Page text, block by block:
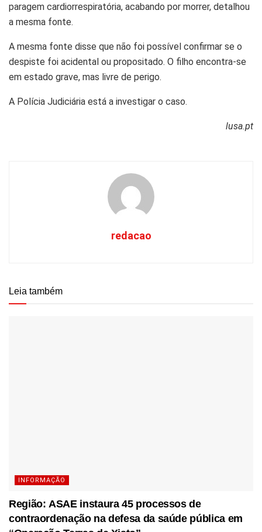
paragem cardiorrespiratória, acabando por morrer, detalhou
a mesma fonte.
A mesma fonte disse que não foi possível confirmar se o
despiste foi acidental ou propositado. O filho encontra-se
em estado grave, mas livre de perigo.
A Polícia Judiciária está a investigar o caso.
lusa.pt
redacao
Leia também
INFORMAÇÃO
Região: ASAE instaura 45 processos de
contraordenação na defesa da saúde pública em